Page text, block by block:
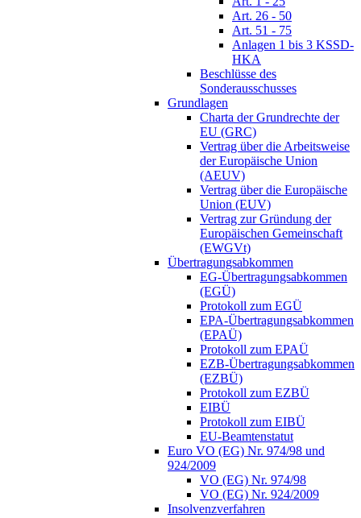
Art. 26 - 50
Art. 51 - 75
Anlagen 1 bis 3 KSSD-
HKA
Beschlüsse des
Sonderausschusses
Grundlagen
Charta der Grundrechte der
EU (GRC)
Vertrag über die Arbeitsweise
der Europäische Union
(AEUV)
Vertrag über die Europäische
Union (EUV)
Vertrag zur Gründung der
Europäischen Gemeinschaft
(EWGVt)
Übertragungsabkommen
EG-Übertragungsabkommen
(EGÜ)
Protokoll zum EGÜ
EPA-Übertragungsabkommen
(EPAÜ)
Protokoll zum EPAÜ
EZB-Übertragungsabkommen
(EZBÜ)
Protokoll zum EZBÜ
EIBÜ
Protokoll zum EIBÜ
EU-Beamtenstatut
Euro VO (EG) Nr. 974/98 und
924/2009
VO (EG) Nr. 974/98
VO (EG) Nr. 924/2009
Insolvenzverfahren